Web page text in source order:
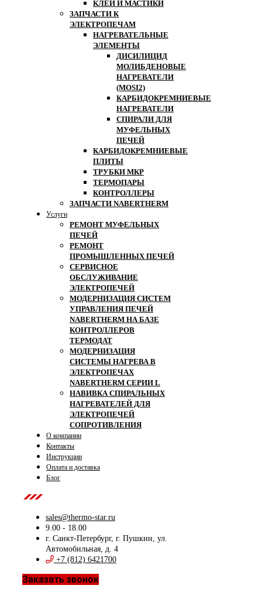
КЛЕИ И МАСТИКИ
ЗАПЧАСТИ К
ЭЛЕКТРОПЕЧАМ
НАГРЕВАТЕЛЬНЫЕ
ЭЛЕМЕНТЫ
ДИСИЛИЦИД
МОЛИБДЕНОВЫЕ
НАГРЕВАТЕЛИ
(MOSI2)
КАРБИДОКРЕМНИЕВЫЕ
НАГРЕВАТЕЛИ
СПИРАЛИ ДЛЯ
МУФЕЛЬНЫХ
ПЕЧЕЙ
КАРБИДОКРЕМНИЕВЫЕ
ПЛИТЫ
ТРУБКИ МКР
ТЕРМОПАРЫ
КОНТРОЛЛЕРЫ
ЗАПЧАСТИ NABERTHERM
Услуги
РЕМОНТ МУФЕЛЬНЫХ
ПЕЧЕЙ
РЕМОНТ
ПРОМЫШЛЕННЫХ ПЕЧЕЙ
СЕРВИСНОЕ
ОБСЛУЖИВАНИЕ
ЭЛЕКТРОПЕЧЕЙ
МОДЕРНИЗАЦИЯ СИСТЕМ
УПРАВЛЕНИЯ ПЕЧЕЙ
NABERTHERM НА БАЗЕ
КОНТРОЛЛЕРОВ
ТЕРМОДАТ
МОДЕРНИЗАЦИЯ
СИСТЕМЫ НАГРЕВА В
ЭЛЕКТРОПЕЧАХ
NABERTHERM СЕРИИ L
НАВИВКА СПИРАЛЬНЫХ
НАГРЕВАТЕЛЕЙ ДЛЯ
ЭЛЕКТРОПЕЧЕЙ
СОПРОТИВЛЕНИЯ
О компании
Контакты
Инструкции
Оплата и доставка
Блог
sales@thermo-star.ru
9.00 - 18.00
г. Санкт-Петербург, г. Пушкин, ул.
Автомобильная, д. 4
+7 (812) 6421700
Заказать звонок